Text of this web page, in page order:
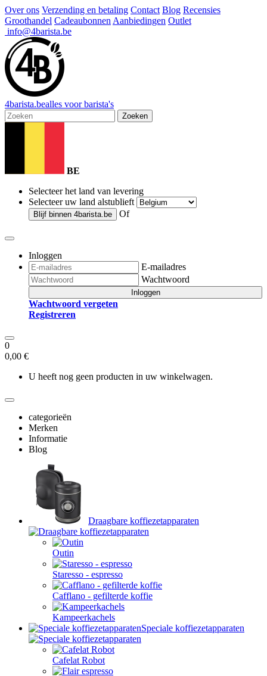
Over ons Verzending en betaling Contact Blog Recensies
Groothandel Cadeaubonnen Aanbiedingen Outlet
info@4barista.be
4barista.bealles voor barista's
Zoeken
BE
Selecteer het land van levering
Selecteer uw land alstublieft
Blijf binnen 4barista.be Of
Inloggen
E-mailadres
Wachtwoord
Inloggen
Wachtwoord vergeten
Registreren
0
0,00 €
U heeft nog geen producten in uw winkelwagen.
categorieën
Merken
Informatie
Blog
Draagbare koffiezetapparaten
Outin
Staresso - espresso
Cafflano - gefilterde koffie
Kampeerkachels
Speciale koffiezetapparaten
Cafelat Robot